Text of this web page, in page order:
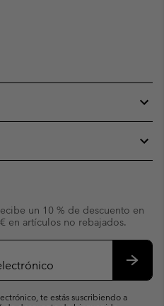
un 10 % de descuento en
en artículos no rebajados.
te estás suscribiendo a